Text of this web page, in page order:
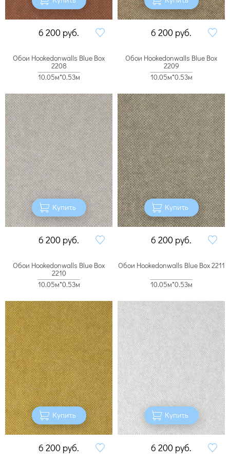
6 200 руб. 6 200 руб.
Обои Hookedonwalls Blue Box
2208
10.05м*0.53м
Купить
6 200 руб.
Обои Hookedonwalls Blue Box
2209
10.05м*0.53м
Купить
6 200 руб.
Обои Hookedonwalls Blue Box
2210
10.05м*0.53м
Купить
6 200 руб.
Обои Hookedonwalls Blue Box 2211
10.05м*0.53м
Купить
6 200 руб.